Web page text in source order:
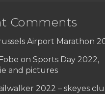
Comments
Airport Marathon
on Sports Day 2022,
and pictures
2022 – skeyes